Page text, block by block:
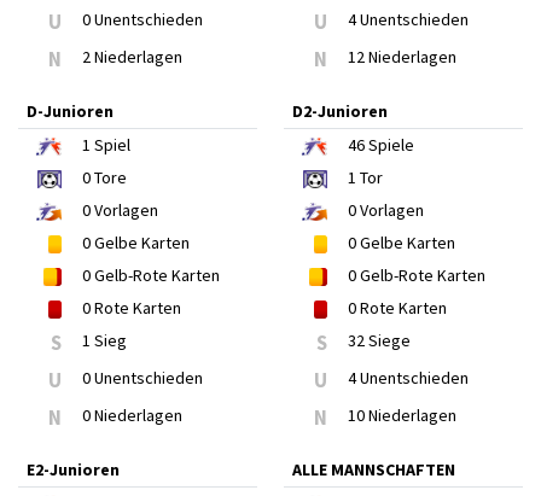
U 0 Unentschieden
N 2 Niederlagen
U 4 Unentschieden
N 12 Niederlagen
D-Junioren
1 Spiel
0Tore
0Vorlagen
0Gelbe Karten
0Gelb-Rote Karten
0Rote Karten
S 1 Sieg
U 0 Unentschieden
N 0 Niederlagen
D2-Junioren
46Spiele
1 Tor
0Vorlagen
0Gelbe Karten
0Gelb-Rote Karten
0Rote Karten
S 32 Siege
U 4 Unentschieden
N 10 Niederlagen
E2-Junioren
ALLE MANNSCHAFTEN